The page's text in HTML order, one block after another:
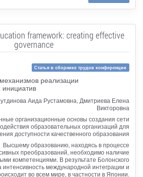
framework: creating effective
governance
Статья в сборнике трудов конференции
реализации
Аида Рустамовна, Дмитриева Елена
Викторовна
организационные основы создания сети
образовательных организаций для
доступности качественного образования
Высшему образованию, находясь в процессе
преобразований, необходимо наличие
компетенциями. В результате Болонского
интенсивность международной интеграции и
во всем мире, в частности в Японии.